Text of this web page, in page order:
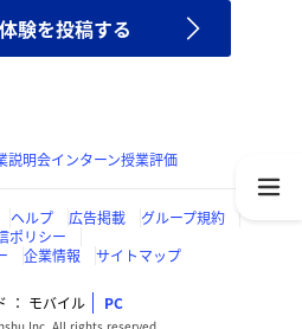
験を投稿する
説明会インターン授業評価
ヘルプ 広告掲載
グループ規約
ポリシー
企業情報 サイトマップ
モバイル PC